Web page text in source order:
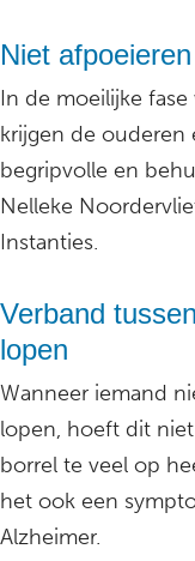
Niet
In de moeilijke
krijgen de ouderen
begripvolle en
Nelleke
Instanties.
Verband
lopen
Wanneer iemand
lopen, hoeft dit
borrel te veel op
het ook een
Alzheimer.